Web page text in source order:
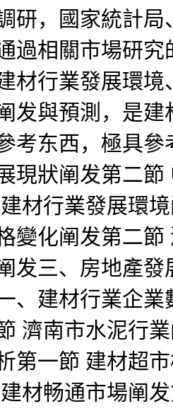
研，國家統計
過相關市場研
材行業發展環
发與預測，是
考东西，極具
現狀阐发第二
材行業發展環
變化阐发第二
发三、房地產
、建材行業企
濟南市水泥行
第一節 建材超
材畅通市場阐